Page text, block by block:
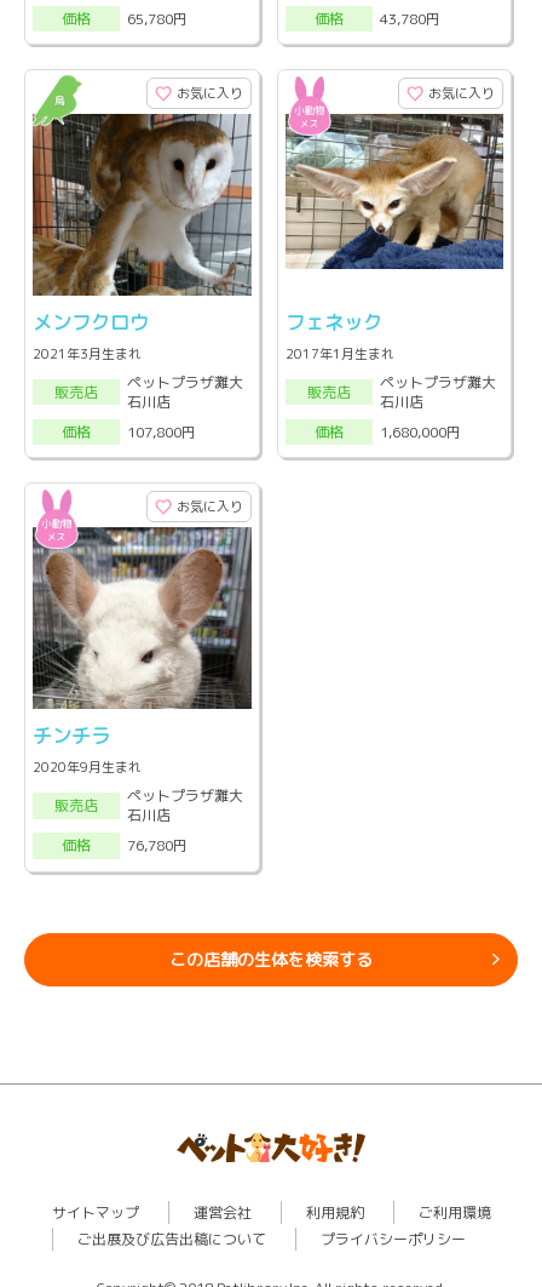
価格
65,780円
価格
43,780円
お気に入り
メンフクロウ
2021年3月生まれ
販売店
ペットプラザ灘大
石川店
価格
107,800円
お気に入り
フェネック
2017年1月生まれ
販売店
ペットプラザ灘大
石川店
価格
1,680,000円
お気に入り
チンチラ
2020年9月生まれ
販売店
ペットプラザ灘大
石川店
価格
76,780円
この店舗の生体を検索する
サイトマップ 運営会社 利用規約
ご利用環境
ご出展及び広告出稿について
プライバシーポリシー